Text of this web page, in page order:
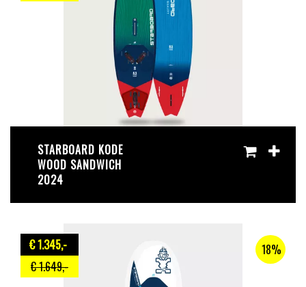
STARBOARD KODE
WOOD SANDWICH
2024
€ 1.345,-
€ 1.649,-
18%